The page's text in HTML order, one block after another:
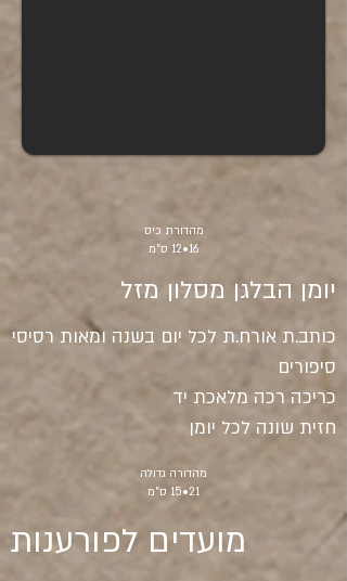
מהדורת כיס
16•12 ס"מ
יומן הבלגן מסלון מזל
כותב.ת אורח.ת לכל יום בשנה ומאות רסיסי
סיפורים
כריכה רכה מלאכת יד
חזית שונה לכל יומן
מהדורה גדולה
21•15 ס"מ
מועדים לפורענות